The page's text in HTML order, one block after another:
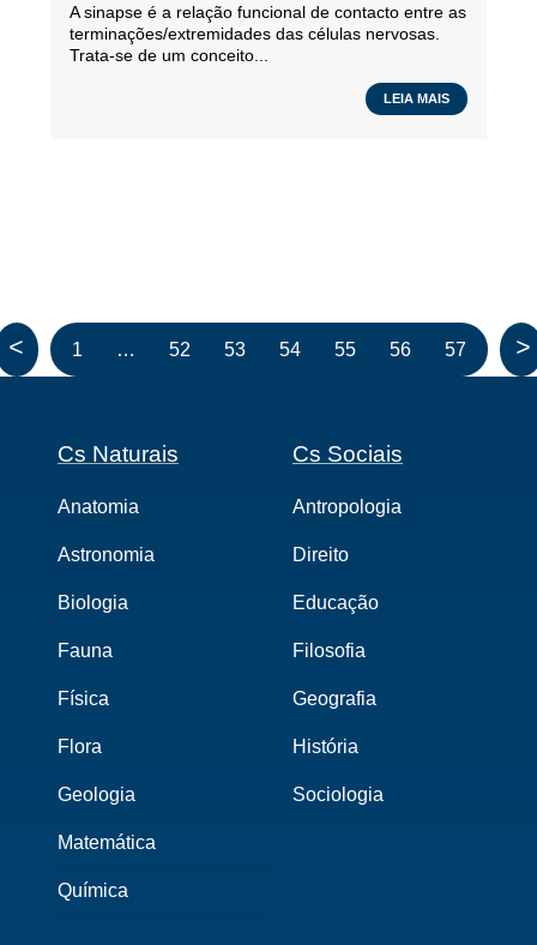
A sinapse é a relação funcional de contacto entre as
terminações/extremidades das células nervosas.
Trata-se de um conceito...
LEIA MAIS
< 1 … 52 53 54 55 56 57 >
Cs Naturais
Anatomia
Astronomia
Biologia
Fauna
Física
Flora
Geologia
Matemática
Química
Cs Sociais
Antropologia
Direito
Educação
Filosofia
Geografia
História
Sociologia